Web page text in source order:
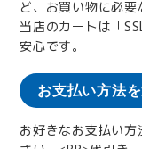
ど、お買い物に必要
当店のカートは「
安心です。
お支払い方法
お好きなお支払い